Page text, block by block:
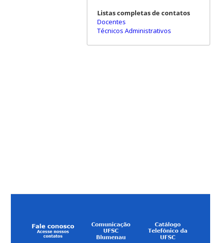
Listas completas de contatos
Docentes
Técnicos Administrativos